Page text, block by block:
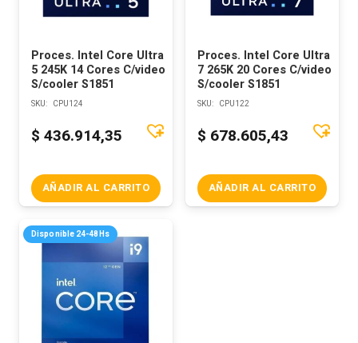
Proces. Intel Core Ultra
5 245K 14 Cores C/video
S/cooler S1851
SKU: CPU124
$ 436.914,35
AÑADIR AL CARRITO
Proces. Intel Core Ultra
7 265K 20 Cores C/video
S/cooler S1851
SKU: CPU122
$ 678.605,43
AÑADIR AL CARRITO
Disponible 24-48Hs